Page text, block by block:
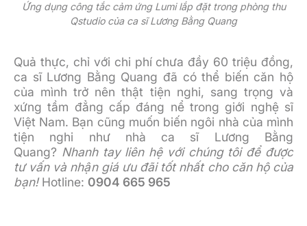
Ứng dụng công tắc cảm ứng Lumi lắp đặt trong phòng thu
Qstudio của ca sĩ Lương Bằng Quang
Quả thực, chỉ với chi phí chưa đầy 60 triệu đồng,
ca sĩ Lương Bằng Quang đã có thể biến căn hộ
của mình trở nên thật tiện nghi, sang trọng và
xứng tầm đẳng cấp đáng nể trong giới nghệ sĩ
Việt Nam. Bạn cũng muốn biến ngôi nhà của mình
tiện nghi như nhà ca sĩ Lương Bằng
Quang? Nhanh tay liên hệ với chúng tôi để được
tư vấn và nhận giá ưu đãi tốt nhất cho căn hộ của
bạn!Hotline: 0904 665 965